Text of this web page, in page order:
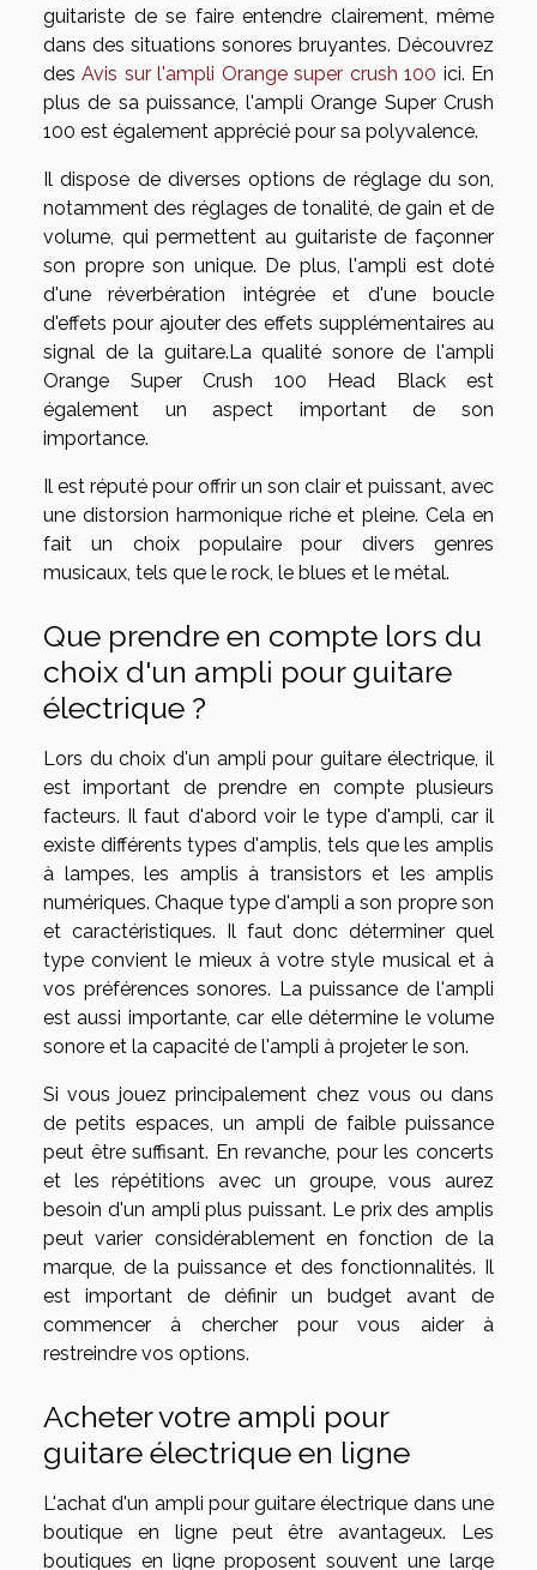
guitariste de se faire entendre clairement, même
dans des situations sonores bruyantes. Découvrez
desAvis sur l'ampli Orange super crush 100 ici. En
plus de sa puissance, l'ampli Orange Super Crush
100 est également apprécié pour sa polyvalence.
Il dispose de diverses options de réglage du son,
notamment des réglages de tonalité, de gain et de
volume, qui permettent au guitariste de façonner
son propre son unique. De plus, l'ampli est doté
d'une réverbération intégrée et d'une boucle
d'effets pour ajouter des effets supplémentaires au
signal de la guitare.La qualité sonore de l'ampli
Orange Super Crush 100 Head Black est
également un aspect important de son
importance.
Il est réputé pour offrir un son clair et puissant, avec
une distorsion harmonique riche et pleine. Cela en
fait un choix populaire pour divers genres
musicaux, tels que le rock, le blues et le métal.
Que prendre en compte lors du
choix d'un ampli pour guitare
électrique ?
Lors du choix d'un ampli pour guitare électrique, il
est important de prendre en compte plusieurs
facteurs. Il faut d'abord voir le type d'ampli, car il
existe différents types d'amplis, tels que les amplis
à lampes, les amplis à transistors et les amplis
numériques. Chaque type d'ampli a son propre son
et caractéristiques. Il faut donc déterminer quel
type convient le mieux à votre style musical et à
vos préférences sonores. La puissance de l'ampli
est aussi importante, car elle détermine le volume
sonore et la capacité de l'ampli à projeter le son.
Si vous jouez principalement chez vous ou dans
de petits espaces, un ampli de faible puissance
peut être suffisant. En revanche, pour les concerts
et les répétitions avec un groupe, vous aurez
besoin d'un ampli plus puissant. Le prix des amplis
peut varier considérablement en fonction de la
marque, de la puissance et des fonctionnalités. Il
est important de définir un budget avant de
commencer à chercher pour vous aider à
restreindre vos options.
Acheter votre ampli pour
guitare électrique en ligne
L'achat d'un ampli pour guitare électrique dans une
boutique en ligne peut être avantageux. Les
boutiques en ligne proposent souvent une large